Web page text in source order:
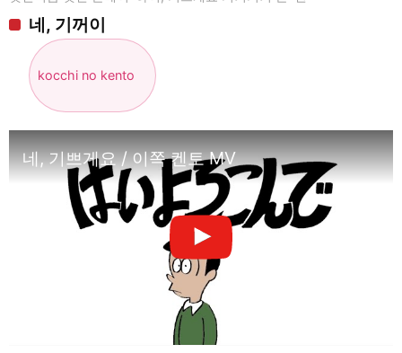
네, 기꺼이
kocchi no kento
네, 기쁘게요 / 이쪽 켄토 MV